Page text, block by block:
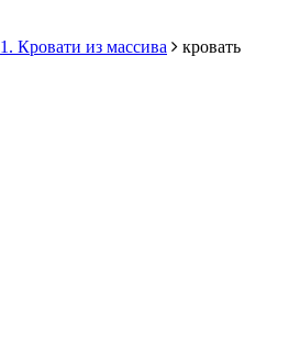
1. Кровати из массива
кровать